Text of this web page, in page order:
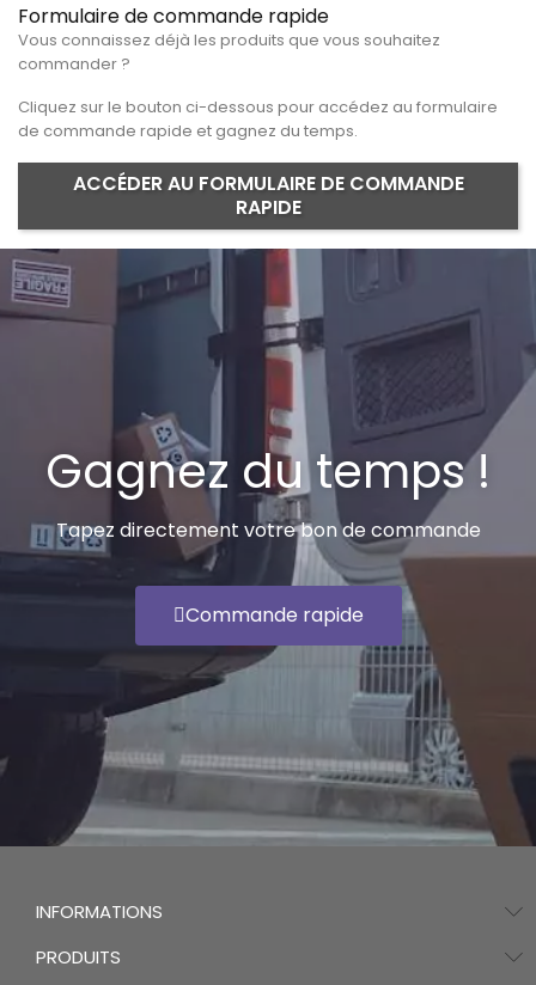
Formulaire de commande rapide
Vous connaissez déjà les produits que vous souhaitez
commander ?
Cliquez sur le bouton ci-dessous pour accédez au formulaire
de commande rapide et gagnez du temps.
ACCÉDER AU FORMULAIRE DE COMMANDE
RAPIDE
Gagnez du temps !
Tapez directement votre bon de commande
Commande rapide
INFORMATIONS
PRODUITS